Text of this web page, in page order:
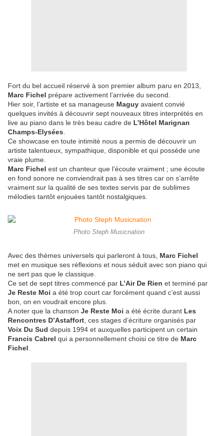
Fort du bel accueil réservé à son premier album paru en 2013,
Marc Fichel prépare activement l’arrivée du second.
Hier soir, l’artiste et sa manageuse Maguy avaient convié
quelques invités à découvrir sept nouveaux titres interprétés en
live au piano dans le très beau cadre de L’Hôtel Marignan
Champs-Elysées
Ce showcase en toute intimité nous a permis de découvrir un
artiste talentueux, sympathique, disponible et qui possède une
vraie plume.
Marc Fichel est un chanteur que l’écoute vraiment ; une écoute
en fond sonore ne conviendrait pas à ses titres car on s’arrête
vraiment sur la qualité de ses textes servis par de sublimes
mélodies tantôt enjouées tantôt nostalgiques.
Photo Steph Musicnation
Avec des thèmes universels qui parleront à tous, Marc Fichel
met en musique ses réflexions et nous séduit avec son piano qui
ne sert pas que le classique.
Ce set de sept titres commencé par L’Air De Rien et terminé par
Je Reste Moi a été trop court car forcément quand c’est aussi
bon, on en voudrait encore plus.
A noter que la chanson Je Reste Moi a été écrite durant Les
Rencontres D’Astaffort , ces stages d’écriture organisés par
Voix Du Sud depuis 1994 et auxquelles participent un certain
Francis Cabrel qui a personnellement choisi ce titre de Marc
Fichel